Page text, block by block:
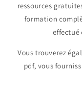
ressources
formation
effectué
Vous trouverez
pdf, vous